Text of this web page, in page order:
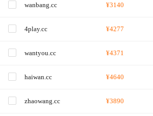
wanbang.cc ¥3140
4play.cc ¥4277
wantyou.cc ¥4371
haiwan.cc ¥4640
zhaowang.cc ¥3890